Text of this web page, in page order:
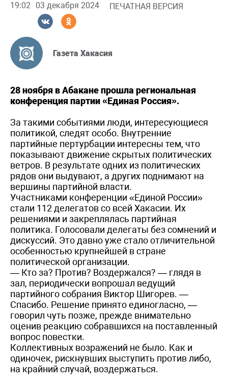
19:02 03 декабря 2024 ПЕЧАТНАЯ ВЕРСИЯ
Газета Хакасия
28 ноября в Абакане прошла региональная
конференция партии «Единая Россия».
За такими событиями люди, интересующиеся
политикой, следят особо. Внутренние
партийные пертурбации интересны тем, что
показывают движение скрытых политических
ветров. В результате одних из политических
рядов они выдувают, а других поднимают на
вершины партийной власти.
Участниками конференции «Единой России»
стали 112 делегатов со всей Хакасии. Их
решениями и закреплялась партийная
политика. Голосовали делегаты без сомнений и
дискуссий. Это давно уже стало отличительной
особенностью крупнейшей в стране
политической организации.
— Кто за? Против? Воздержался? — глядя в
зал, периодически вопрошал ведущий
партийного собрания Виктор Шигорев. —
Спасибо. Решение принято единогласно, —
говорил чуть позже, прежде внимательно
оценив реакцию собравшихся на поставленный
вопрос повестки.
Коллективных возражений не было. Как и
одиночек, рискнувших выступить против либо,
на крайний случай, воздержаться.